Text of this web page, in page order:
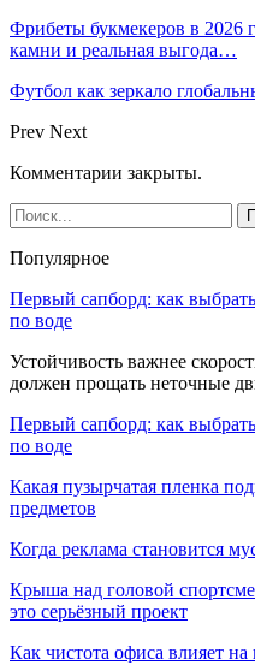
Фрибеты букмекеров в 2026
камни и реальная выгода…
Футбол как зеркало
Prev Next
Комментарии закрыты.
Популярное
Первый сапборд: как
по воде
Устойчивость важнее
должен прощать неточные
Первый сапборд: как
по воде
Какая пузырчатая пленка
предметов
Когда реклама становится
Крыша над головой
это серьёзный проект
Как чистота офиса влияет на